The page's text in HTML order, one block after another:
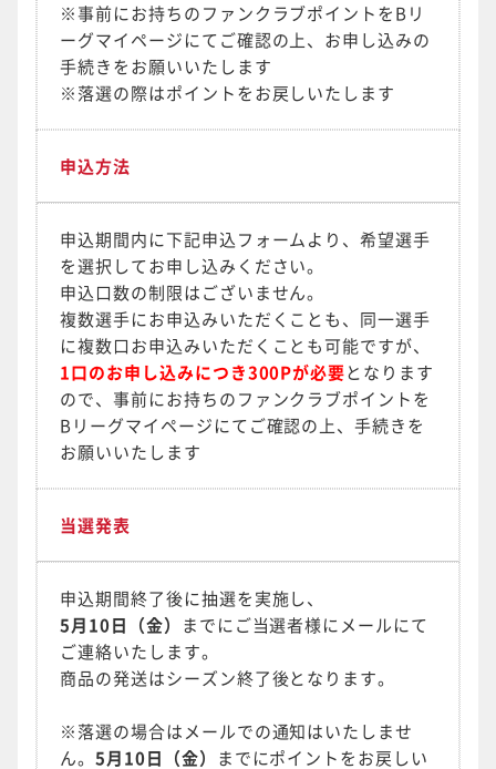
※事前にお持ちのファンクラブポイントをBリ
ーグマイページにてご確認の上、お申し込みの
手続きをお願いいたします
※落選の際はポイントをお戻しいたします
申込方法
申込期間内に下記申込フォームより、希望選手
を選択してお申し込みください。
申込口数の制限はございません。
複数選手にお申込みいただくことも、同一選手
に複数口お申込みいただくことも可能ですが、
1口のお申し込みにつき300Pが必要となります
ので、事前にお持ちのファンクラブポイントを
Bリーグマイページにてご確認の上、手続きを
お願いいたします
当選発表
申込期間終了後に抽選を実施し、
5月10日（金） までにご当選者様にメールにて
ご連絡いたします。
商品の発送はシーズン終了後となります。
※落選の場合はメールでの通知はいたしませ
ん。 5月10日（金） までにポイントをお戻しい